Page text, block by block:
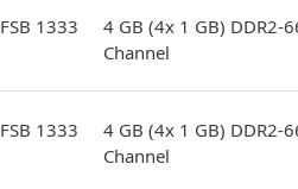
1333
4 GB (4x 1 GB) DDR2-
Channel
1333
4 GB (4x 1 GB) DDR2-
Channel